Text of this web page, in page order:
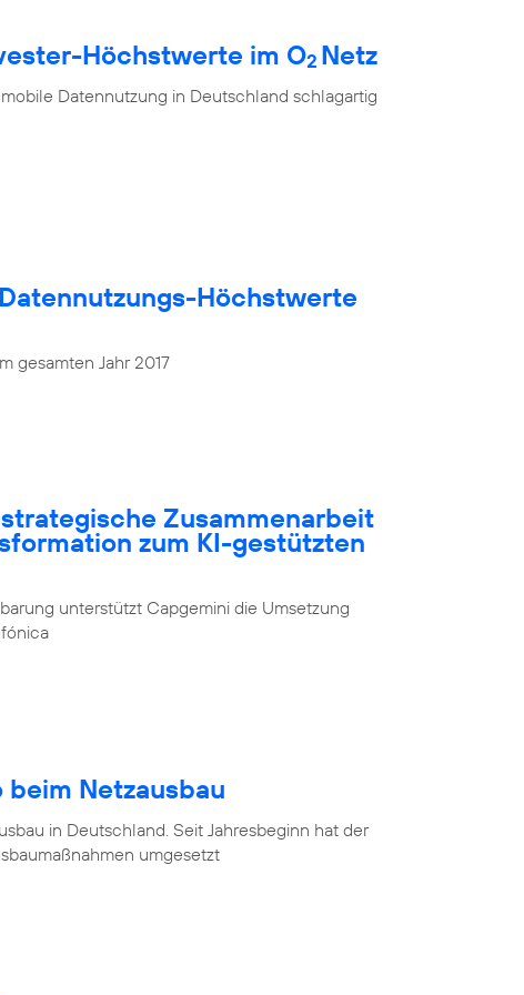
Höchstwerte im O2 Netz
Datennutzung in Deutschland schlagartig
Höchstwerte
gesamten Jahr 2017
Zusammenarbeit
zum KI-gestützten
unterstützt Capgemini die Umsetzung
Netzausbau
in Deutschland. Seit Jahresbeginn hat der
umgesetzt